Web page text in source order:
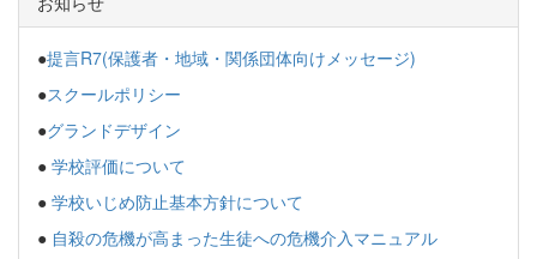
●提言R7(保護者・地域・関係団体向けメッセージ)
●スクールポリシー
●グランドデザイン
● 学校評価について
● 学校いじめ防止基本方針について
● 自殺の危機が高まった生徒への危機介入マニュアル